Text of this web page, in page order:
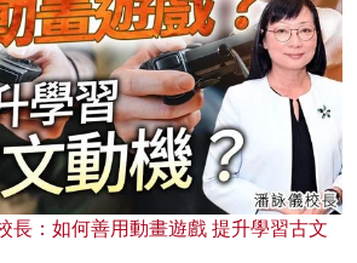
長：如何善用動畫遊戲 提升學習古文